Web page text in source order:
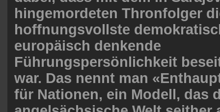
hingemordeten Thronfolger
hoffnungsvollste
europäisch denkende
Führungspersönlichkeit
war. Das nennt man
für Nationen, ein Modell, das